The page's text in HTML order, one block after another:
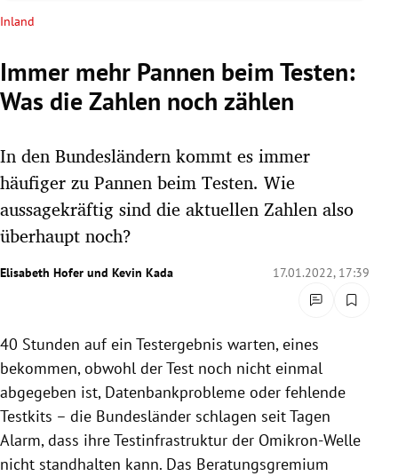
Untermenü
Untermenü
Untermenü
Untermenü
Untermenü
Untermenü
Untermenü
Untermenü
Inland
Immer mehr Pannen beim Testen:
Was die Zahlen noch zählen
In den Bundesländern kommt es immer
häufiger zu Pannen beim Testen. Wie
aussagekräftig sind die aktuellen Zahlen also
überhaupt noch?
Elisabeth Hofer und Kevin Kada 17.01.2022, 17:39
40 Stunden auf ein Testergebnis warten, eines
bekommen, obwohl der Test noch nicht einmal
abgegeben ist, Datenbankprobleme oder fehlende
Testkits – die Bundesländer schlagen seit Tagen
Alarm, dass ihre Testinfrastruktur der Omikron-Welle
nicht standhalten kann. Das Beratungsgremium